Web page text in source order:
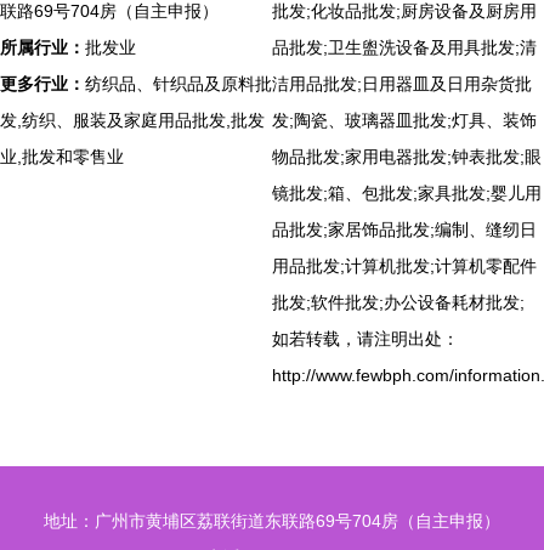
联路69号704房（自主申报）
所属行业： 批发业
更多行业： 纺织品、针织品及原料批
发,纺织、服装及家庭用品批发,批发
业,批发和零售业
批发;化妆品批发;厨房设备及厨房用
品批发;卫生盥洗设备及用具批发;清
洁用品批发;日用器皿及日用杂货批
发;陶瓷、玻璃器皿批发;灯具、装饰
物品批发;家用电器批发;钟表批发;眼
镜批发;箱、包批发;家具批发;婴儿用
品批发;家居饰品批发;编制、缝纫日
用品批发;计算机批发;计算机零配件
批发;软件批发;办公设备耗材批发;
如若转载，请注明出处：
http://www.fewbph.com/
地址：广州市黄埔区荔联街道东联路69号704房（自主申报）